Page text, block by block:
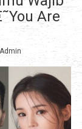
Are
Admin